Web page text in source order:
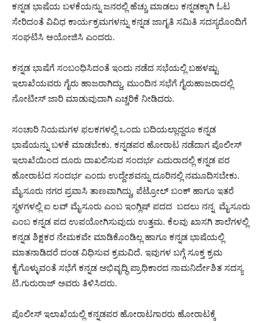
ಕನ್ನಡ ಭಾಷೆಯ ಬಳಕೆಯನ್ನು‌ ಜನರಲ್ಲಿ ಹೆಚ್ಚು‌ ಮಾಡಲು ಕನ್ನಡಕ್ಕಾಗಿ ಓಟ
ಸೇರಿದಂತೆ ‌ವಿವಿಧ ಕಾರ್ಯಕ್ರಮಗಳನ್ನು‌ ಕನ್ನಡ ‌ಜಾಗೃತಿ‌ ಸಮಿತಿ‌ ಸದಸ್ಯರೊಂದಿಗೆ
ಸಂಘಟಿಸಿ ಆಯೋಜಿಸಿ ಎಂದರು.
ಕನ್ನಡ ಭಾಷೆಗೆ ಸಂಬಂಧಿಸಿದಂತೆ ಇಂದು ನಡೆದ ಸಭೆಯಲ್ಲಿ ಬಹಳಷ್ಟು
ಇಲಾಖೆಯವರು ಗೈರು ಹಾಜರಾಗಿದ್ದು, ಮುಂದಿನ ಸಭೆಗೆ ಗೈರುಹಾಜರಾದಲ್ಲಿ
ನೋಟೀಸ್ ಜಾರಿ ಮಾಡುವುದಾಗಿ ಎಚ್ಚರಿಕೆ ನೀಡಿದರು.
ಸಂಚಾರಿ ನಿಯಮಗಳ ಫಲಕಗಳಲ್ಲಿ ಒಂದು ಬದಿಯಲ್ಲಾದ್ದರೂ ಕನ್ನಡ
ಭಾಷೆಯನ್ನು ಬಳಕೆ ಮಾಡಬೇಕು. ಕನ್ನಡಪರ ಹೋರಾಟ ನಡೆದಾಗ ಪೊಲೀಸ್
ಇಲಾಖೆಯಿಂದ ದೂರು ದಾಖಲಿಸುವ ಸಂದರ್ಭ ಎದುರಾದಲ್ಲಿ ಕನ್ನಡ ಪರ
ಹೋರಾಟದ ಸಂದರ್ಭ ಎಂದು ಉದ್ದೇಶವನ್ನು ದೂರಿನಲ್ಲಿ ನಮೂದಿಸಬೇಕು.
ಮೈಸೂರು ನಗರ ಪ್ರವಾಸಿ ತಾಣವಾಗಿದ್ದು, ಪೆಟ್ರೋಲ್ ಬಂಕ್ ಹಾಗೂ ಇತರೆ
ಸ್ಥಳಗಳಲ್ಲಿ ಐ ಲವ್ ಮೈಸೂರು ಎಂಬ ಇಂಗ್ಲಿಷ್ ಪದದ ಬದಲು ನನ್ನ ಮೈಸೂರು
ಎಂಬ ಕನ್ನಡ ಪದ ಉಪಯೋಗಿಸುವುದು ಉತ್ತಮ. ಕೆಲವು ಖಾಸಗಿ ಶಾಲೆಗಳಲ್ಲಿ
ಕನ್ನಡ ಶಿಕ್ಷಕರ‌ ನೇಮಕವೇ ಮಾಡಿಕೊಂಡಿಲ್ಲ ಹಾಗೂ ಕನ್ನಡ ಭಾಷೆಯಲ್ಲಿ
ಮಾತನಾಡಿದರೆ ದಂಡ ವಿಧಿಸುವ ಕ್ರಮವಿದೆ. ಇವುಗಳ ಬಗ್ಗೆ ಸೂಕ್ತ ಕ್ರಮ
ಕೈಗೊಳ್ಳುವಂತೆ ಸಭೆಗೆ ಕನ್ನಡ ಅಭಿವೃದ್ಧಿ ಪ್ರಾಧಿಕಾರದ ನಾಮನಿರ್ದೇಶಿತ ಸದಸ್ಯ
ಟಿ.ಗುರುರಾಜ್ ಅವರು ತಿಳಿಸಿದರು.
ಪೊಲೀಸ್ ಇಲಾಖೆಯಲ್ಲಿ ಕನ್ನಡಪರ‌ ಹೋರಾಟಗಾರರು ಹೋರಾಟಕ್ಕೆ